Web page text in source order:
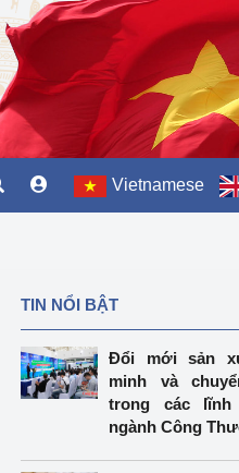
Vietnamese
TIN NỔI BẬT
Đổi mới sản
minh và
trong các
ngành Công